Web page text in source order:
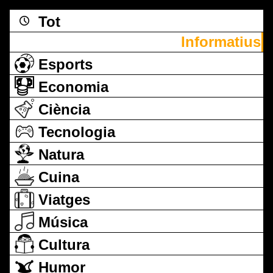
Tot
Informatius
Esports
Economia
Ciència
Tecnologia
Natura
Cuina
Viatges
Música
Cultura
Humor